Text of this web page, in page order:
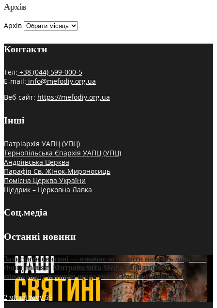
Архів
Архів
Контакти
Тел: +38 (044) 599-000-5
E-mail: info@mefodiy.org.ua
Веб-сайт: https://mefodiy.org.ua
Інші
Патріархія УАПЦ (УПЦ)
Тернопільська Єпархія УАПЦ (УПЦ)
Андріївська Церква
Парафія Св. Жінок-Мироносиць
Помісна Церква України
Щедрик – Церковна Лавка
Соц.медіа
Останні новини
Захистити святині — означає захистити пам’ять людства:
Фонд пам’яті Митрополита Мефодія підтримує
міжнародну петицію щодо участі Росії в ЮНЕСКО
2 місяці тому59